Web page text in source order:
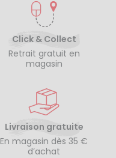
Click & Collect
Retrait gratuit en
magasin
Livraison gratuite
En magasin dès 35 €
d’achat